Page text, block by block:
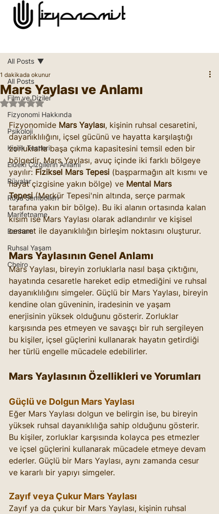
All Posts
Film ve Diziler
Fizyonomi Hakkında
Psikoloji
Kişilik Testleri
Eldeki Çizgilerin Anlamı
Rüyalar
Rüya Sembolleri
Marifetname
Benham
Ruhsal Yaşam
Cheiro
All Posts
Mars Yaylası ve Anlamı
1 dakikada okunur
5 üzerinden NaN yıldız
Fizyonomide Mars Yaylası, kişinin ruhsal cesaretini,
dayanıklılığını, içsel gücünü ve hayatta karşılaştığı
zorluklarla başa çıkma kapasitesini temsil eden bir
bölgedir. Mars Yaylası, avuç içinde iki farklı bölgeye
yayılır: Fiziksel Mars Tepesi (başparmağın alt kısmı ve
hayat çizgisine yakın bölge) ve Mental Mars
Tepesi (Merkür Tepesi'nin altında, serçe parmak
tarafına yakın bir bölge). Bu iki alanın ortasında kalan
kısım ise Mars Yaylası olarak adlandırılır ve kişisel
cesaret ile dayanıklılığın birleşim noktasını oluşturur.
Mars Yaylasının Genel Anlamı
Mars Yaylası, bireyin zorluklarla nasıl başa çıktığını,
hayatında cesaretle hareket edip etmediğini ve ruhsal
dayanıklılığını simgeler. Güçlü bir Mars Yaylası, bireyin
kendine olan güveninin, iradesinin ve yaşam
enerjisinin yüksek olduğunu gösterir. Zorluklar
karşısında pes etmeyen ve savaşçı bir ruh sergileyen
bu kişiler, içsel güçlerini kullanarak hayatın getirdiği
her türlü engelle mücadele edebilirler.
Mars Yaylasının Özellikleri ve Yorumları
Güçlü ve Dolgun Mars Yaylası
Eğer Mars Yaylası dolgun ve belirgin ise, bu bireyin
yüksek ruhsal dayanıklılığa sahip olduğunu gösterir.
Bu kişiler, zorluklar karşısında kolayca pes etmezler
ve içsel güçlerini kullanarak mücadele etmeye devam
ederler. Güçlü bir Mars Yaylası, aynı zamanda cesur
ve kararlı bir yapıyı simgeler.
Zayıf veya Çukur Mars Yaylası
Zayıf ya da çukur bir Mars Yaylası, kişinin ruhsal